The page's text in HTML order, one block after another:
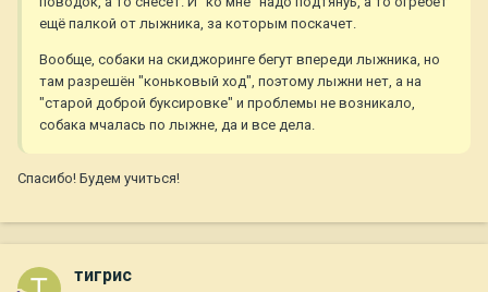
ещё палкой от лыжника, за которым поскачет.
Вообще, собаки на скиджоринге бегут впереди лыжника, но
там разрешён "коньковый ход", поэтому лыжни нет, а на
"старой доброй буксировке" и проблемы не возникало,
собака мчалась по лыжне, да и все дела.
Спасибо! Будем учиться!
тигрис